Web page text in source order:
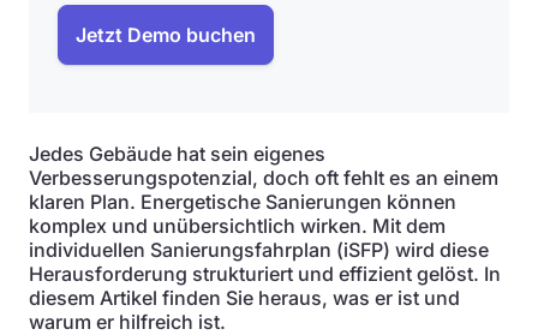
Jetzt Demo buchen
Jedes Gebäude hat sein eigenes
Verbesserungspotenzial, doch oft fehlt es an einem
klaren Plan. Energetische Sanierungen können
komplex und unübersichtlich wirken. Mit dem
individuellen Sanierungsfahrplan (iSFP) wird diese
Herausforderung strukturiert und effizient gelöst. In
diesem Artikel finden Sie heraus, was er ist und
warum er hilfreich ist.